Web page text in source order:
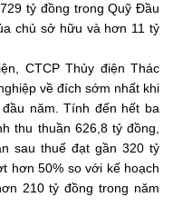
tỷ đồng trong Quỹ Đầu
chủ sở hữu và hơn 11 tỷ
CTCP Thủy điện Thác
về đích sớm nhất khi
năm. Tính đến hết ba
thu thuần 626,8 tỷ đồng,
sau thuế đạt gần 320 tỷ
hơn 50% so với kế hoạch
210 tỷ đồng trong năm